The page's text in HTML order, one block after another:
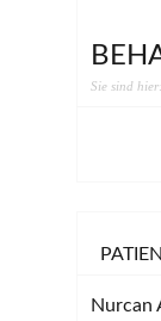
Sie sind hier:
Nurcan